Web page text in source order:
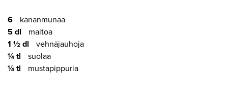
6
kananmunaa
5 dl
maitoa
1 ½ dl
vehnäjauhoja
¼ tl
suolaa
¼ tl
mustapippuria